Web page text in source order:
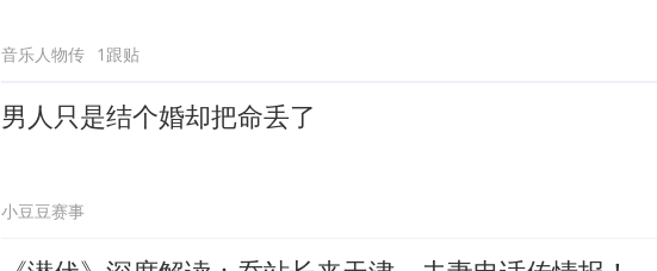
音乐人物传 1跟贴
男人只是结个婚却把命丢了
小豆豆赛事